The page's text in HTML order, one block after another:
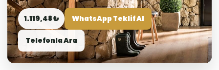
1.119,48 ₺ WhatsApp Teklif Al
Telefonla Ara